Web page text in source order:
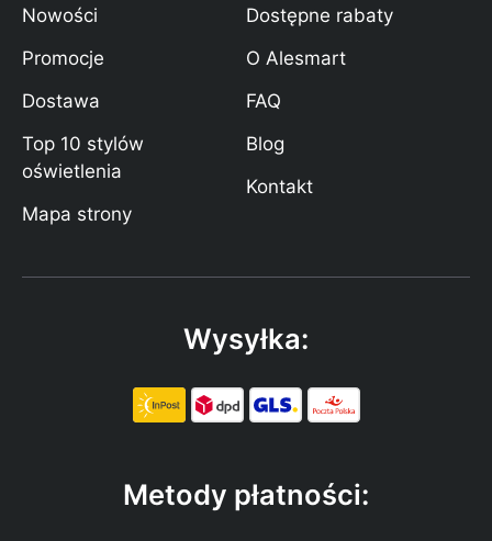
Nowości
Promocje
Dostawa
Top 10 stylów
oświetlenia
Mapa strony
Dostępne rabaty
O Alesmart
FAQ
Blog
Kontakt
Wysyłka:
Metody płatności: